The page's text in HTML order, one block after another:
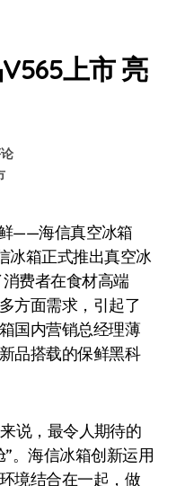
上市 亮
冰箱正式推出真空冰
费者在食材高端
方面需求，引起了
国内营销总经理薄
品搭载的保鲜黑科
说，最令人期待的
。海信冰箱创新运用
境结合在一起，做